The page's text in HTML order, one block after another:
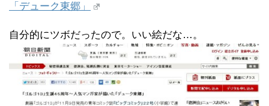
「デューク東郷」
自分的にツボだったので。いい絵だな…。